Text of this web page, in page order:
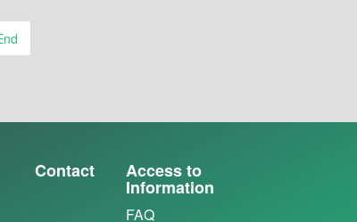
Contact Access to
Information
FAQ